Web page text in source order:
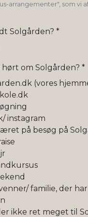
arrangementer", som vi
Solgården? *
om Solgården? *
(vores
instagram
på besøg på
familie, der
ikke ret meget til